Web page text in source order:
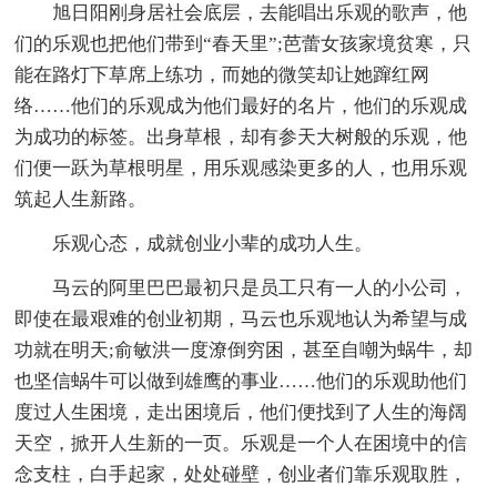
旭日阳刚身居社会底层，去能唱出乐观的歌声，他
们的乐观也把他们带到“春天里”;芭蕾女孩家境贫寒，只
能在路灯下草席上练功，而她的微笑却让她蹿红网
络……他们的乐观成为他们最好的名片，他们的乐观成
为成功的标签。出身草根，却有参天大树般的乐观，他
们便一跃为草根明星，用乐观感染更多的人，也用乐观
筑起人生新路。
乐观心态，成就创业小辈的成功人生。
马云的阿里巴巴最初只是员工只有一人的小公司，
即使在最艰难的创业初期，马云也乐观地认为希望与成
功就在明天;俞敏洪一度潦倒穷困，甚至自嘲为蜗牛，却
也坚信蜗牛可以做到雄鹰的事业……他们的乐观助他们
度过人生困境，走出困境后，他们便找到了人生的海阔
天空，掀开人生新的一页。乐观是一个人在困境中的信
念支柱，白手起家，处处碰壁，创业者们靠乐观取胜，